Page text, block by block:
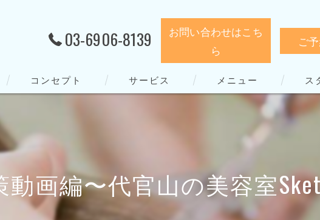
03-6906-8139
お問い合わせはこち
ら
ご
コンセプト サービス メニュー ス
画編〜代官山の美容室